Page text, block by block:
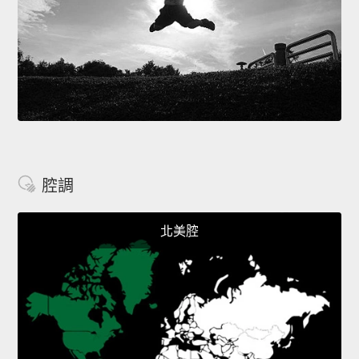
腔調
北美腔